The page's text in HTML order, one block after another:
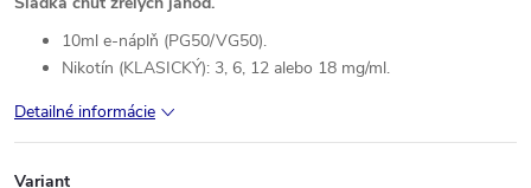
10ml e-náplň (PG50/VG50).
Nikotín (KLASICKÝ): 3, 6, 12 alebo 18 mg/ml.
Detailné informácie
Variant